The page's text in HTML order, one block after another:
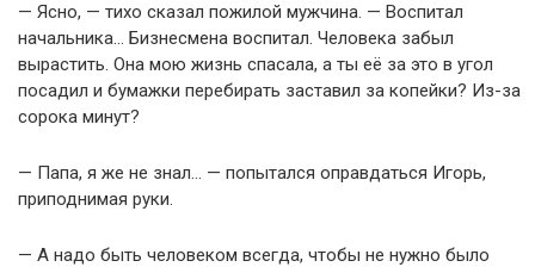
— Ясно, — тихо сказал пожилой мужчина. — Воспитал
начальника… Бизнесмена воспитал. Человека забыл
вырастить. Она мою жизнь спасала, а ты её за это в угол
посадил и бумажки перебирать заставил за копейки? Из-за
сорока минут?
— Папа, я же не знал… — попытался оправдаться Игорь,
приподнимая руки.
— А надо быть человеком всегда, чтобы не нужно было